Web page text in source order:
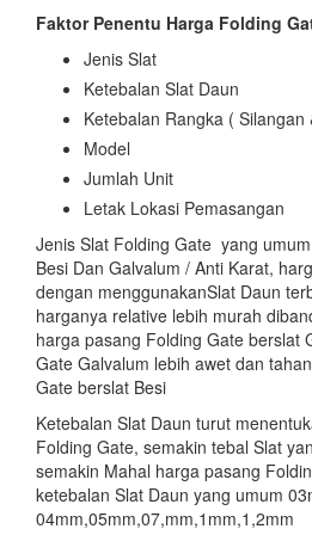
Faktor Penentu Harga Folding
Jenis Slat
Ketebalan Slat Daun
Ketebalan Rangka ( Silangan
Model
Jumlah Unit
Letak Lokasi Pemasangan
Jenis Slat Folding Gate yang
Besi Dan Galvalum / Anti Karat,
dengan menggunakanSlat Daun
harganya relative lebih murah
harga pasang Folding Gate berslat
Gate Galvalum lebih awet dan
Gate berslat Besi
Ketebalan Slat Daun turut
Folding Gate, semakin tebal Slat
semakin Mahal harga pasang
ketebalan Slat Daun yang umum
04mm,05mm,07,mm,1mm,1,2mm